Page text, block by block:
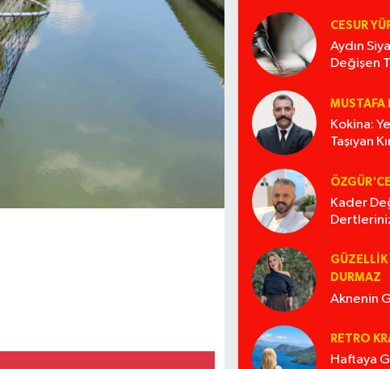
CESUR
Aydın
Değişen
MUSTAFA
Kokina:
Taşıyan
Kader
GÜZELLIK
DURMAZ
Aknenin
RETRO
Haftaya